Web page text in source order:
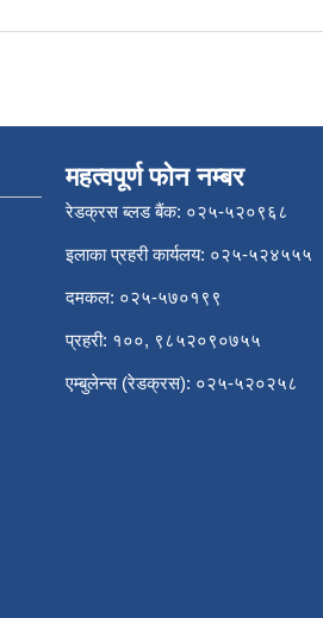
महत्वपूर्ण फोन नम्बर
रेडक्रस ब्लड बैंक: ०२५-५२०९६८
इलाका प्रहरी कार्यलय: ०२५-५२४५५५
दमकल: ०२५-५७०१९९
प्रहरी: १००, ९८५२०९०७५५
एम्बुलेन्स (रेडक्रस): ०२५-५२०२५८